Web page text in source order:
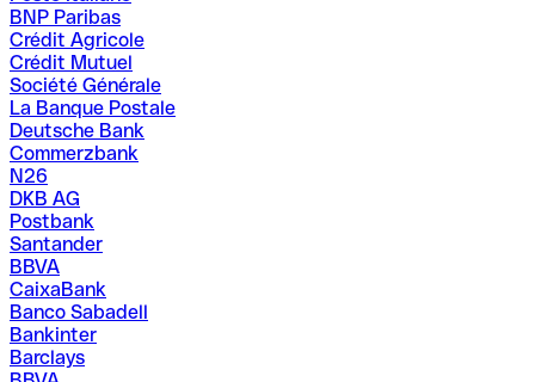
BNP Paribas
Crédit Agricole
Crédit Mutuel
Société Générale
La Banque Postale
Deutsche Bank
Commerzbank
N26
DKB AG
Postbank
Santander
BBVA
CaixaBank
Banco Sabadell
Bankinter
Barclays